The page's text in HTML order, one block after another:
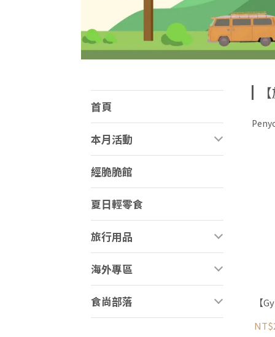
首頁
本月活動
經脆脆館
夏日輕零食
旅行用品
海外專區
食尚部落
【